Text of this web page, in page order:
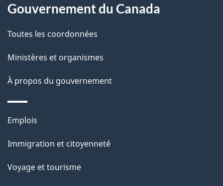
i
l
s
d
e
l
a
p
propos
de
ce
site
Gouvernement du Canada
Toutes les coordonnées
Ministères et organismes
À propos du gouvernement
Thèmes
sujets
Emplois
Immigration et citoyenneté
Voyage et tourisme